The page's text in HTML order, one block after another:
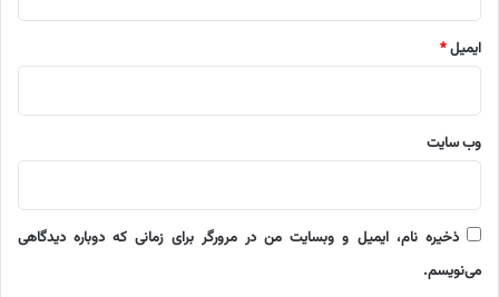
ایمیل*
وب‌ سایت
ذخیره نام، ایمیل و وبسایت من در مرورگر برای زمانی که دوباره دیدگاهی
می‌نویسم.